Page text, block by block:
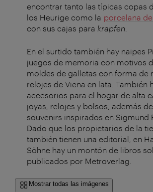
encontrar tanto las típicas copas
los Heurige como la porcelana
con sus cajas para krapfen
En el surtido también hay naipes
juegos de memoria con motivos
moldes de galletas con forma de
relojes de Viena en lata. También
accesorios para el hogar de alta
joyas, relojes y bolsos, además
souvenirs inspirados en Sigmund
Dado que los propietarios de la
también tienen una editorial, en
Söhne hay un montón de libros
publicados por Metroverlag.
Mostrar todas las imágenes